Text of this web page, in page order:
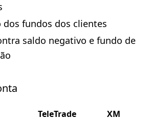
dos fundos dos clientes
saldo negativo e fundo de
TeleTrade
XM